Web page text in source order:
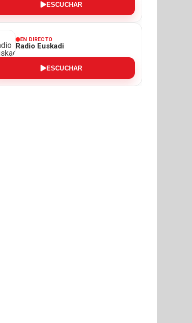
ESCUCHAR
EN DIRECTO
Radio Euskadi
ESCUCHAR